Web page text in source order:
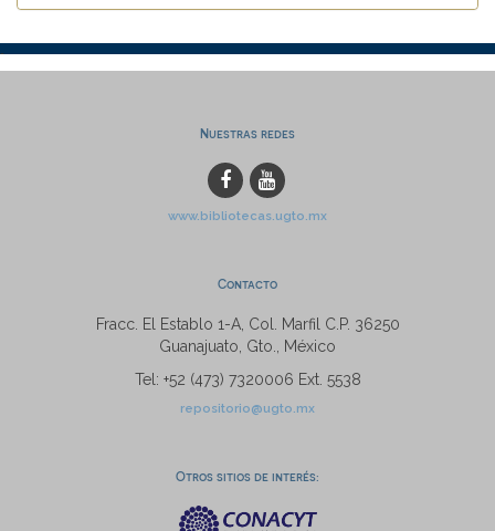
Nuestras redes
www.bibliotecas.ugto.mx
Contacto
Fracc. El Establo 1-A, Col. Marfil C.P. 36250
Guanajuato, Gto., México
Tel: +52 (473) 7320006 Ext. 5538
repositorio@ugto.mx
Otros sitios de interés: